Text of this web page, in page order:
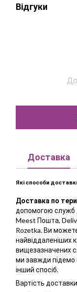
Відгуки
Доставка
Які способи
Доставка по
допомогою служб
Meest Пошта,
Rozetka. Ви
найвіддаленіших
вищезазначених
ми завжди підемо
інший спосіб.
Вартість